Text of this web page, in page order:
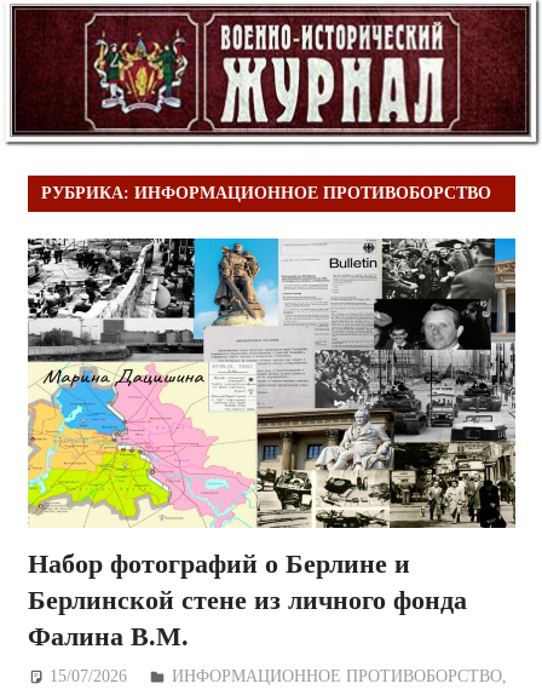
РУБРИКА: ИНФОРМАЦИОННОЕ ПРОТИВОБОРСТВО
Набор фотографий о Берлине и
Берлинской стене из личного фонда
Фалина В.М.
15/07/2026 Дежурный по Редакции
ИНФОРМАЦИОННОЕ ПРОТИВОБОРСТВО,